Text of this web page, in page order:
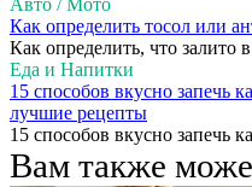
Авто / Мото
Как определить тосол или
Как определить, что залито
Еда и Напитки
15 способов вкусно запечь
лучшие рецепты
15 способов вкусно запечь
Вам также